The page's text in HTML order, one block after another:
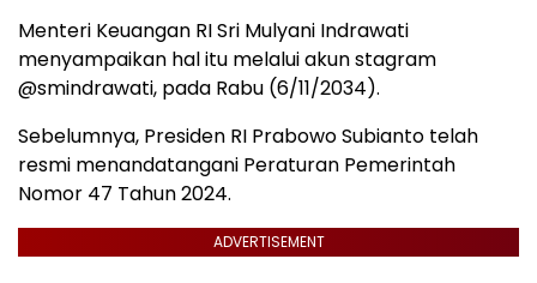
Menteri Keuangan RI Sri Mulyani Indrawati
menyampaikan hal itu melalui akun stagram
@smindrawati, pada Rabu (6/11/2034).
Sebelumnya, Presiden RI Prabowo Subianto telah
resmi menandatangani Peraturan Pemerintah
Nomor 47 Tahun 2024.
ADVERTISEMENT